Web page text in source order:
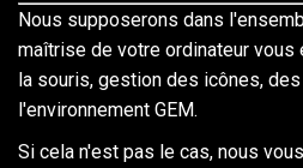
Nous supposerons dans
maîtrise de votre ordinateur
la souris, gestion des icônes,
l'environnement GEM.
Si cela n'est pas le cas, nous